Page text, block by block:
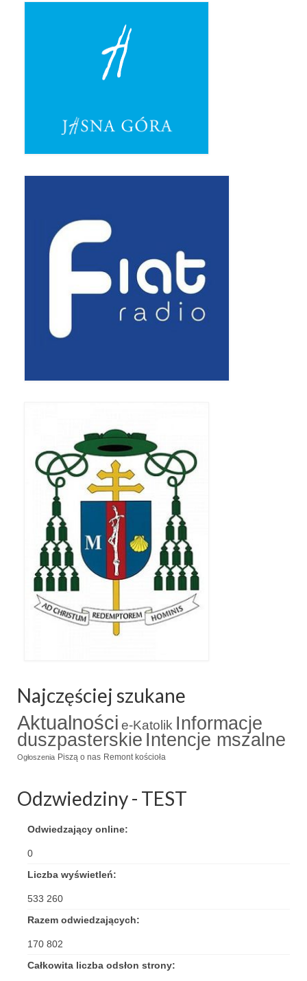
Galerie 2019
Pasterka 2019
Posługa Siostry Elekty
Pierwsza Komunia Święta 2019
Imieniny Ks Kanonika
Wigilia Paschalna 2019
Wielki Czwartek 2019
Narodowy Dzień Pamięci “Żołnierzy
Wyklętych” 2019
Pielęgnacja drzew
Nasza parafia z lotu ptaka
Stare fotografie
Galerie 2018
Pasterka 2018
Remont kościoła
100 lecie Niepodległości
Triduum Św. St. Kostka 2018
Narodowy Dzień Pamięci “Żołnierzy
Wyklętych” 2018
Galerie 2017
Remont plebanii 2017
Kancelaria
POMOC PSYCHOTERAPEUTY
Najczęściej szukane
Aktualności e-Katolik Informacje
duszpasterskie Intencje mszalne
Ogłoszenia Piszą o nas Remont kościoła
Odzwiedziny - TEST
Odwiedzający online:
0
Liczba wyświetleń:
533 260
Razem odwiedzających:
170 802
Całkowita liczba odsłon strony: